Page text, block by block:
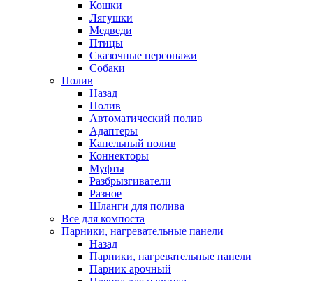
Кошки
Лягушки
Медведи
Птицы
Сказочные персонажи
Собаки
Полив
Назад
Полив
Автоматический полив
Адаптеры
Капельный полив
Коннекторы
Муфты
Разбрызгиватели
Разное
Шланги для полива
Все для компоста
Парники, нагревательные панели
Назад
Парники, нагревательные панели
Парник арочный